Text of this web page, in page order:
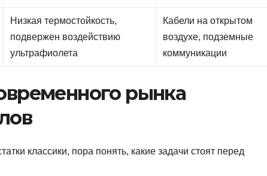
Низкая термостойкость,
подвержен воздействию
ультрафиолета
Кабели на открытом
воздухе, подземные
коммуникации
рынка
классики, пора понять, какие задачи стоят перед